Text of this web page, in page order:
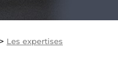
> Les expertises